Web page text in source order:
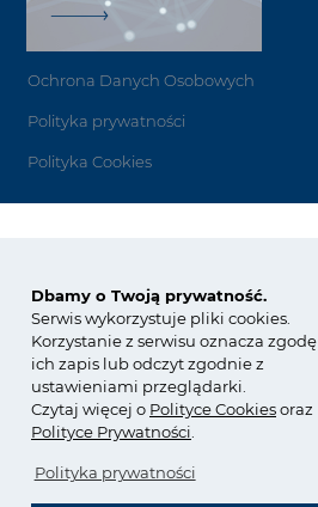
Dbamy o Twoją prywatność.
Serwis wykorzystuje pliki cookies.
Korzystanie z serwisu oznacza
ich zapis lub odczyt zgodnie z
ustawieniami przeglądarki.
Czytaj więcej o PolityceCookiesoraz
Polityce Prywatności
Polityka prywatności
Ochrona Danych Osobowych
Polityka prywatności
Polityka Cookies
ul. E.
33-101 Tarnów
tel.:+48 14 637
fax: +48 14 637 24
Copyright © Grupa Azoty.